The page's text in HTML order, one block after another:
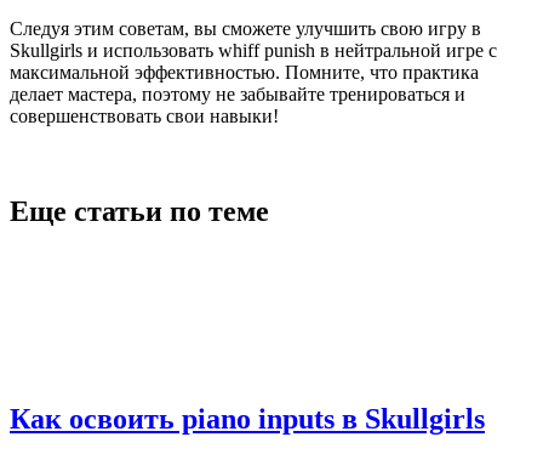
Следуя этим советам, вы сможете улучшить свою игру в
Skullgirls и использовать whiff punish в нейтральной игре с
максимальной эффективностью. Помните, что практика
делает мастера, поэтому не забывайте тренироваться и
совершенствовать свои навыки!
Еще статьи по теме
Как освоить piano inputs в Skullgirls